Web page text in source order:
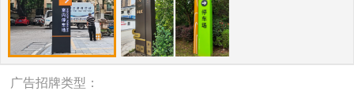
广告招牌类型：